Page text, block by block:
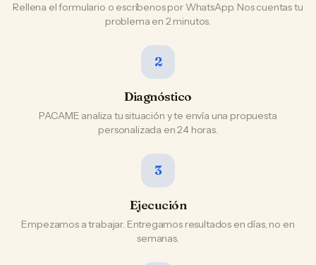
Rellena el formulario o escríbenos por WhatsApp. Nos cuentas tu
problema en 2 minutos.
2
Diagnóstico
PACAME analiza tu situación y te envía una propuesta
personalizada en 24 horas.
3
Ejecución
Empezamos a trabajar. Entregamos resultados en días, no en
semanas.